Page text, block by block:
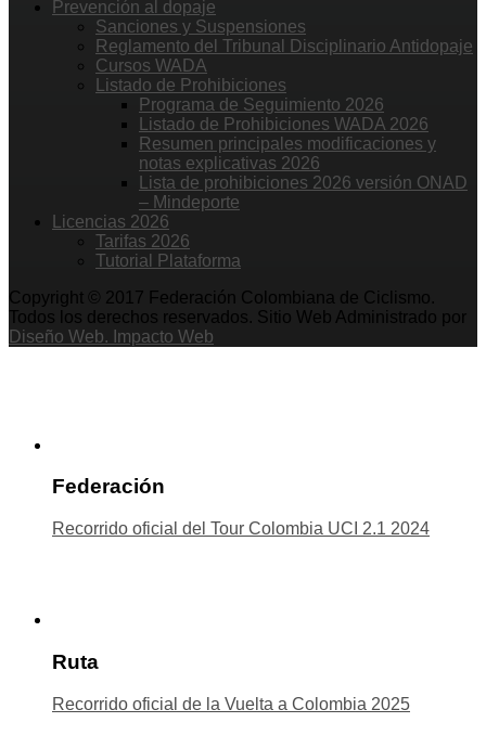
Prevención al dopaje
Sanciones y Suspensiones
Reglamento del Tribunal Disciplinario Antidopaje
Cursos WADA
Listado de Prohibiciones
Programa de Seguimiento 2026
Listado de Prohibiciones WADA 2026
Resumen principales modificaciones y
notas explicativas 2026
Lista de prohibiciones 2026 versión ONAD
– Mindeporte
Licencias 2026
Tarifas 2026
Tutorial Plataforma
Copyright © 2017 Federación Colombiana de Ciclismo.
Todos los derechos reservados. Sitio Web Administrado por
Diseño Web. Impacto Web
Federación
Recorrido oficial del Tour Colombia UCI 2.1 2024
Ruta
Recorrido oficial de la Vuelta a Colombia 2025